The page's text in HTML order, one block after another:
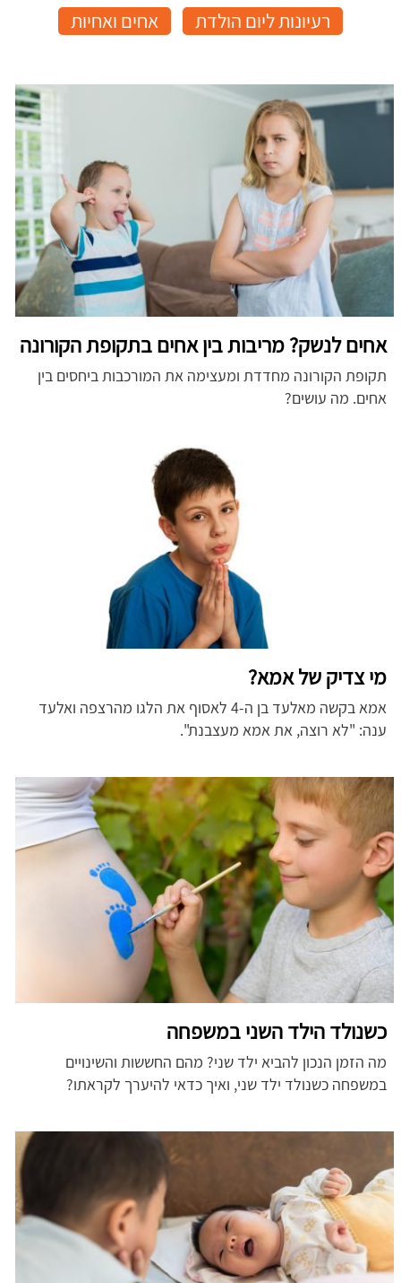
רעיונות ליום הולדת
אחים ואחיות
אחים לנשק? מריבות בין אחים בתקופת הקורונה
תקופת הקורונה מחדדת ומעצימה את המורכבות ביחסים בין
אחים. מה עושים?
מי צדיק של אמא?
אמא בקשה מאלעד בן ה-4 לאסוף את הלגו מהרצפה ואלעד
ענה: "לא רוצה, את אמא מעצבנת".
כשנולד הילד השני במשפחה
מה הזמן הנכון להביא ילד שני? מהם החששות והשינויים
במשפחה כשנולד ילד שני, ואיך כדאי להיערך לקראתו?